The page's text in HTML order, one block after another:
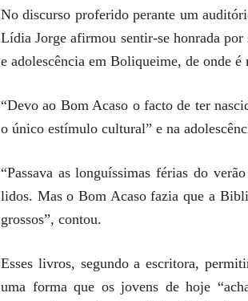
No discurso proferido perante um
Lídia Jorge afirmou sentir-se honrada por
e adolescência em Boliqueime, de onde é
“Devo ao Bom Acaso o facto de ter
o único estímulo cultural” e na
“Passava as longuíssimas férias do
lidos. Mas o Bom Acaso fazia que a
grossos”, contou.
Esses livros, segundo a escritora,
uma forma que os jovens de hoje